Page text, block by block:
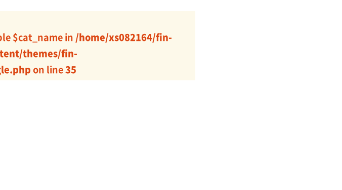
$cat_name in /home/xs082164/fin-
themes/fin-
on line35